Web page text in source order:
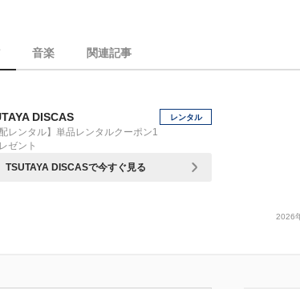
音楽 関連記事
DISCAS
配レンタル】単品レンタルクーポン1
ゼント
レンタル
TSUTAYA DISCASで今すぐ見る
2026